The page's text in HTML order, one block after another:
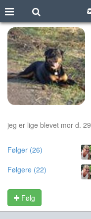
jeg er lige blevet mor d.
Følger (26)
Følgere (22)
Følg